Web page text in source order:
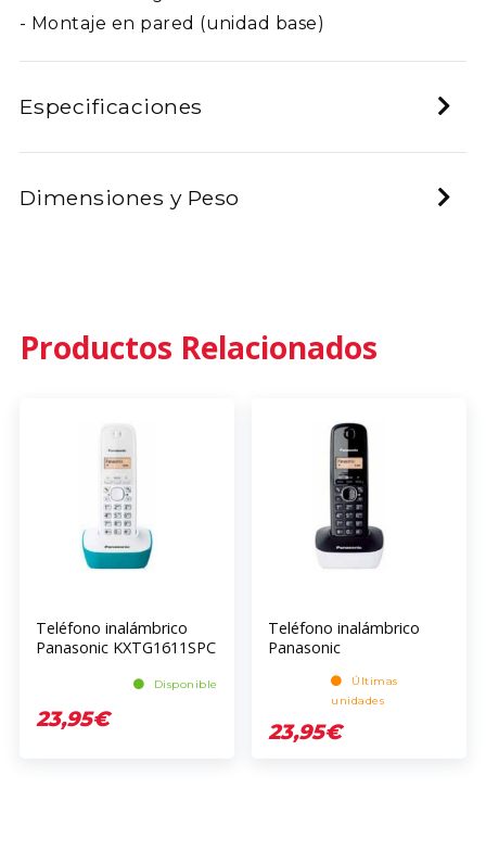
- Montaje en pared (unidad base)
Especificaciones
Dimensiones y Peso
Productos Relacionados
Teléfono inalámbrico
Panasonic KXTG1611SPC
Disponible
23,95€
Teléfono inalámbrico
Panasonic
Últimas
unidades
23,95€